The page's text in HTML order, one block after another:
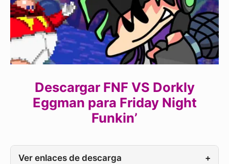
Descargar FNF VS Dorkly
Eggman para Friday Night
Funkin’
Ver enlaces de descarga +